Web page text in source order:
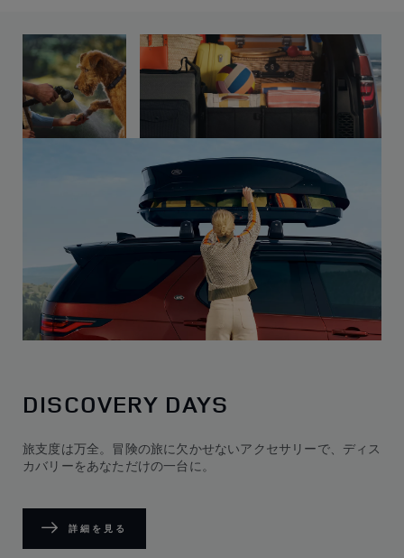
DISCOVERY DAYS
旅支度は万全。冒険の旅に欠かせないアクセサリーで、ディス
カバリーをあなただけの一台に。
詳細を見る